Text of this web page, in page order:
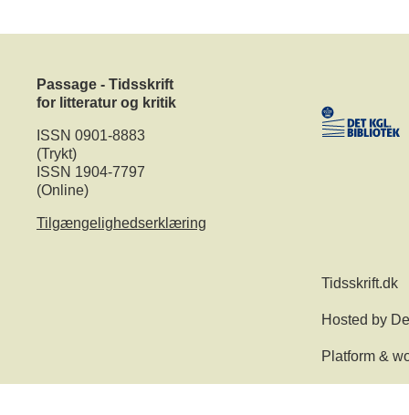
Passage - Tidsskrift
for litteratur og kritik
ISSN 0901-8883
(Trykt)
ISSN 1904-7797
(Online)
Tilgængelighedserklæring